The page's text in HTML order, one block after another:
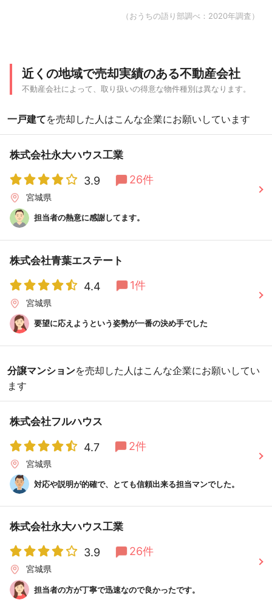
（おうちの語り部調べ：2020年調査）
近くの地域で売却実績のある不動産会社
不動産会社によって、取り扱いの得意な物件種別は異なります。
一戸建てを売却した人はこんな企業にお願いしています
株式会社永大ハウス工業
3.9 26件
宮城県
担当者の熱意に感謝してます。
株式会社青葉エステート
4.4 1件
宮城県
要望に応えようという姿勢が一番の決め手でした
分譲マンションを売却した人はこんな企業にお願いしてい
ます
株式会社フルハウス
4.7 2件
宮城県
対応や説明が的確で、とても信頼出来る担当マンでした。
株式会社永大ハウス工業
3.9 26件
宮城県
担当者の方が丁寧で迅速なので良かったです。